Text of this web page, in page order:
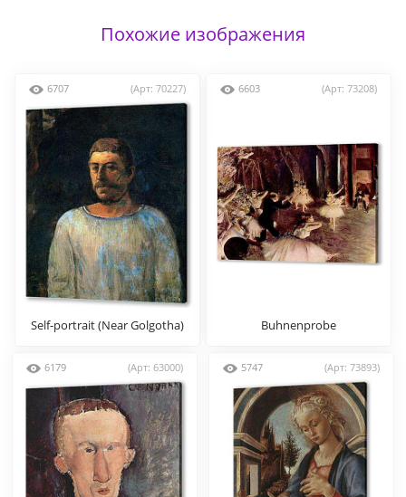
Похожие изображения
6707 (Арт: 70227)
Self-portrait (Near Golgotha)
6603 (Арт: 73208)
Buhnenprobe
6179 (Арт: 63000) 5747 (Арт: 73893)